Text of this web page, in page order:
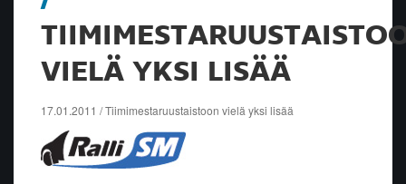
VIELÄ YKSI LISÄÄ
17.01.2011 / Tiimimestaruustaistoon vielä yksi lisää